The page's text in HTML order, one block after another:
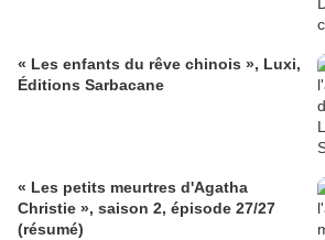
« Les enfants du rêve chinois », Luxi,
Éditions Sarbacane
« Les petits meurtres d'Agatha
Christie », saison 2, épisode 27/27
(résumé)